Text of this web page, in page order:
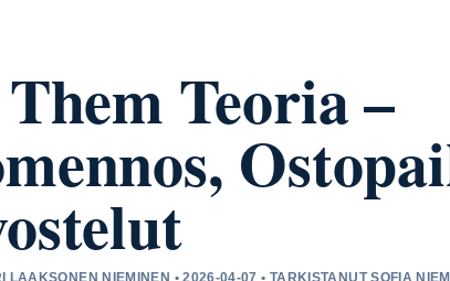
Teoria –
LAAKSONEN NIEMINEN • 2026-04-07 • TARKISTANUT SOFIA NIEMI